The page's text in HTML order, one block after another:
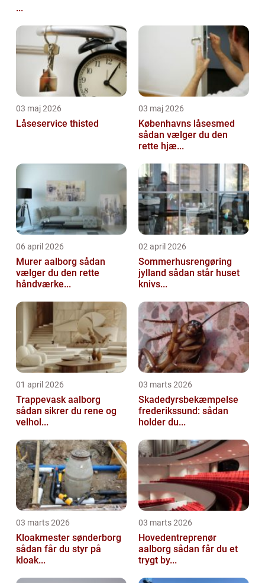
...
03 maj 2026
Låseservice thisted
03 maj 2026
Københavns låsesmed
sådan vælger du den
rette hjæ...
06 april 2026
Murer aalborg sådan
vælger du den rette
håndværke...
02 april 2026
Sommerhusrengøring
jylland sådan står huset
knivs...
01 april 2026
Trappevask aalborg
sådan sikrer du rene og
velhol...
03 marts 2026
Skadedyrsbekæmpelse
frederikssund: sådan
holder du...
03 marts 2026
Kloakmester sønderborg
sådan får du styr på
kloak...
03 marts 2026
Hovedentreprenør
aalborg sådan får du et
trygt by...